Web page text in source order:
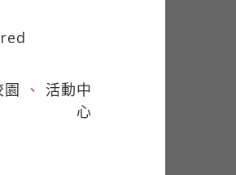
園 、 活動中
心